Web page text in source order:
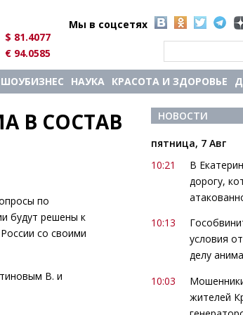
Мы в соцсетях
$ 81.4077
€ 94.0585
ШОУБИЗНЕС НАУКА КРАСОТА И ЗДОРОВЬЕ
В СОСТАВ
по
будут решены к
со своими
В. и
НОВОСТИ
пятница, 7 Авг
10:21
В
дорогу,
10:13
условия
делу
10:03
жителей